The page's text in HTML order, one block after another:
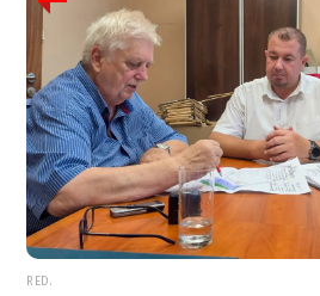
RED.